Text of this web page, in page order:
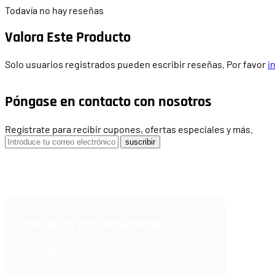
Todavía no hay reseñas
Valora Este Producto
Solo usuarios registrados pueden escribir reseñas. Por favor
Póngase en contacto con nosotros
Regístrate para recibir cupones, ofertas especiales y más.
suscribir